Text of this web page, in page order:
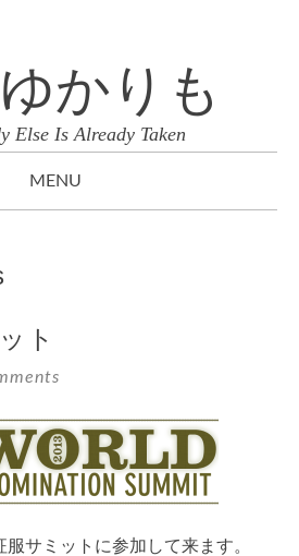
かりも
Else Is Already Taken
MENU
ト
サミットに参加して来ます。